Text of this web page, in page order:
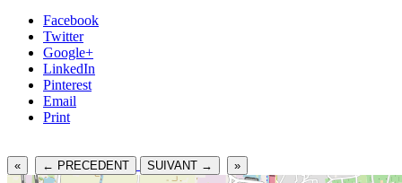
Facebook
Twitter
Google+
LinkedIn
Pinterest
Email
Print
« ← PRECEDENT SUIVANT → »